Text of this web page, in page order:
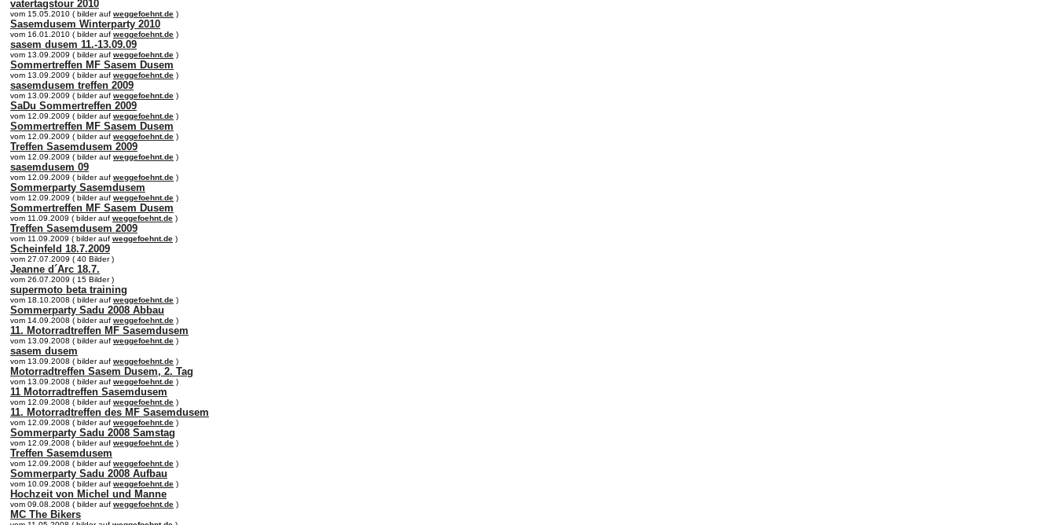
vatertagstour 2010
vom 15.05.2010 ( bilder auf weggefoehnt.de )
Sasemdusem Winterparty 2010
vom 16.01.2010 ( bilder auf weggefoehnt.de )
sasem dusem 11.-13.09.09
vom 13.09.2009 ( bilder auf weggefoehnt.de )
Sommertreffen MF Sasem Dusem
vom 13.09.2009 ( bilder auf weggefoehnt.de )
sasemdusem treffen 2009
vom 13.09.2009 ( bilder auf weggefoehnt.de )
SaDu Sommertreffen 2009
vom 12.09.2009 ( bilder auf weggefoehnt.de )
Sommertreffen MF Sasem Dusem
vom 12.09.2009 ( bilder auf weggefoehnt.de )
Treffen Sasemdusem 2009
vom 12.09.2009 ( bilder auf weggefoehnt.de )
sasemdusem 09
vom 12.09.2009 ( bilder auf weggefoehnt.de )
Sommerparty Sasemdusem
vom 12.09.2009 ( bilder auf weggefoehnt.de )
Sommertreffen MF Sasem Dusem
vom 11.09.2009 ( bilder auf weggefoehnt.de )
Treffen Sasemdusem 2009
vom 11.09.2009 ( bilder auf weggefoehnt.de )
Scheinfeld 18.7.2009
vom 27.07.2009 ( 40 Bilder )
Jeanne d´Arc 18.7.
vom 26.07.2009 ( 15 Bilder )
supermoto beta training
vom 18.10.2008 ( bilder auf weggefoehnt.de )
Sommerparty Sadu 2008 Abbau
vom 14.09.2008 ( bilder auf weggefoehnt.de )
11. Motorradtreffen MF Sasemdusem
vom 13.09.2008 ( bilder auf weggefoehnt.de )
sasem dusem
vom 13.09.2008 ( bilder auf weggefoehnt.de )
Motorradtreffen Sasem Dusem, 2. Tag
vom 13.09.2008 ( bilder auf weggefoehnt.de )
11 Motorradtreffen Sasemdusem
vom 12.09.2008 ( bilder auf weggefoehnt.de )
11. Motorradtreffen des MF Sasemdusem
vom 12.09.2008 ( bilder auf weggefoehnt.de )
Sommerparty Sadu 2008 Samstag
vom 12.09.2008 ( bilder auf weggefoehnt.de )
Treffen Sasemdusem
vom 12.09.2008 ( bilder auf weggefoehnt.de )
Sommerparty Sadu 2008 Aufbau
vom 10.09.2008 ( bilder auf weggefoehnt.de )
Hochzeit von Michel und Manne
vom 09.08.2008 ( bilder auf weggefoehnt.de )
MC The Bikers